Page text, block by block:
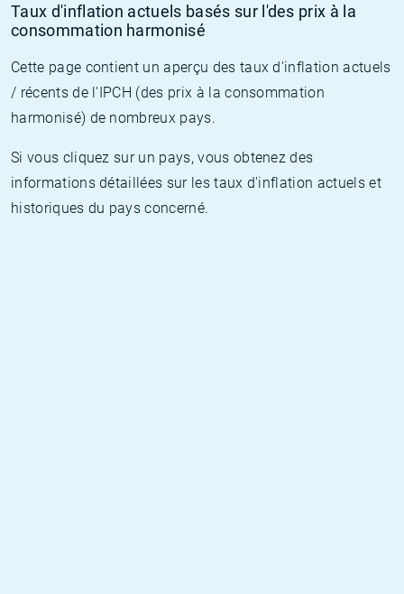
Taux d'inflation actuels basés sur l'des prix à la
consommation harmonisé
Cette page contient un aperçu des taux d'inflation actuels
/ récents de l'IPCH (des prix à la consommation
harmonisé) de nombreux pays.
Si vous cliquez sur un pays, vous obtenez des
informations détaillées sur les taux d'inflation actuels et
historiques du pays concerné.